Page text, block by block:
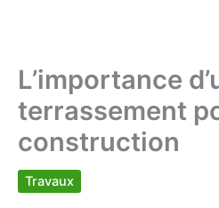
L’importance
terrassement
construction
Travaux